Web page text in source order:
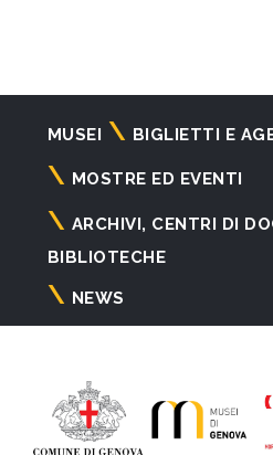
Navigazione
principale
MUSEI BIGLIETTI E
MOSTRE ED EVENTI
ARCHIVI, CENTRI DI
BIBLIOTECHE
NEWS